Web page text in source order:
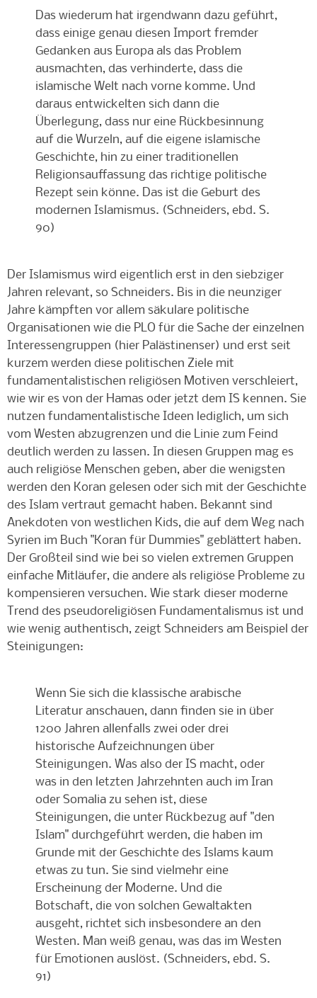
Das wiederum hat irgendwann dazu geführt,
dass einige genau diesen Import fremder
Gedanken aus Europa als das Problem
ausmachten, das verhinderte, dass die
islamische Welt nach vorne komme. Und
daraus entwickelten sich dann die
Überlegung, dass nur eine Rückbesinnung
auf die Wurzeln, auf die eigene islamische
Geschichte, hin zu einer traditionellen
Religionsauffassung das richtige politische
Rezept sein könne. Das ist die Geburt des
modernen Islamismus. (Schneiders, ebd. S.
90)
Der Islamismus wird eigentlich erst in den siebziger
Jahren relevant, so Schneiders. Bis in die neunziger
Jahre kämpften vor allem säkulare politische
Organisationen wie die PLO für die Sache der einzelnen
Interessengruppen (hier Palästinenser) und erst seit
kurzem werden diese politischen Ziele mit
fundamentalistischen religiösen Motiven verschleiert,
wie wir es von der Hamas oder jetzt dem IS kennen. Sie
nutzen fundamentalistische Ideen lediglich, um sich
vom Westen abzugrenzen und die Linie zum Feind
deutlich werden zu lassen. In diesen Gruppen mag es
auch religiöse Menschen geben, aber die wenigsten
werden den Koran gelesen oder sich mit der Geschichte
des Islam vertraut gemacht haben. Bekannt sind
Anekdoten von westlichen Kids, die auf dem Weg nach
Syrien im Buch "Koran für Dummies" geblättert haben.
Der Großteil sind wie bei so vielen extremen Gruppen
einfache Mitläufer, die andere als religiöse Probleme zu
kompensieren versuchen. Wie stark dieser moderne
Trend des pseudoreligiösen Fundamentalismus ist und
wie wenig authentisch, zeigt Schneiders am Beispiel der
Steinigungen:
Wenn Sie sich die klassische arabische
Literatur anschauen, dann finden sie in über
1200 Jahren allenfalls zwei oder drei
historische Aufzeichnungen über
Steinigungen. Was also der IS macht, oder
was in den letzten Jahrzehnten auch im Iran
oder Somalia zu sehen ist, diese
Steinigungen, die unter Rückbezug auf "den
Islam" durchgeführt werden, die haben im
Grunde mit der Geschichte des Islams kaum
etwas zu tun. Sie sind vielmehr eine
Erscheinung der Moderne. Und die
Botschaft, die von solchen Gewaltakten
ausgeht, richtet sich insbesondere an den
Westen. Man weiß genau, was das im Westen
für Emotionen auslöst. (Schneiders, ebd. S.
91)